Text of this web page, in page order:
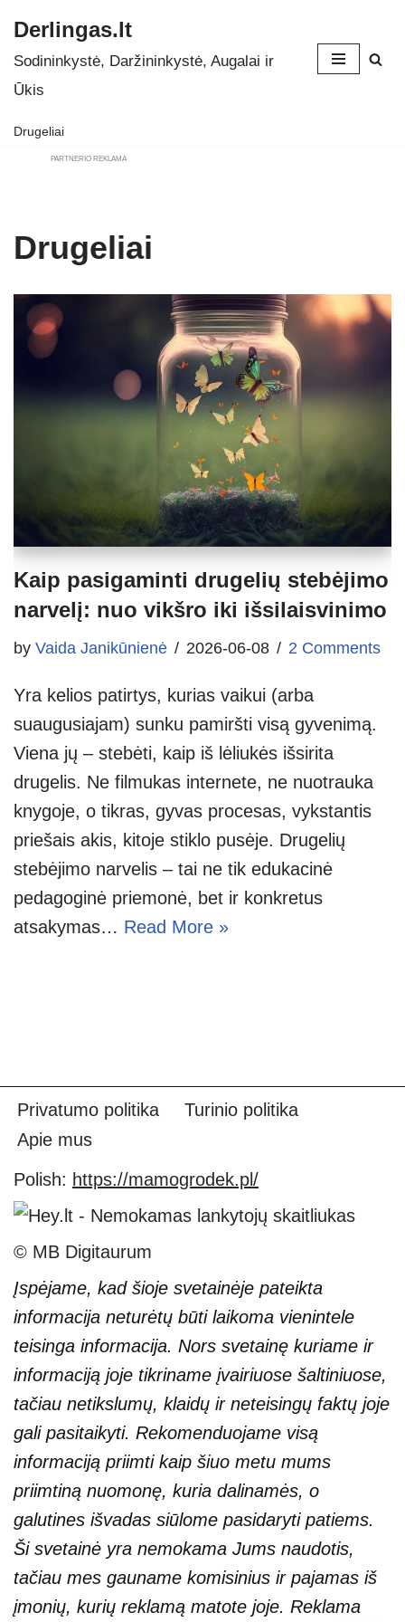
Skip
to
Derlingas.lt
Sodininkystė, Daržininkystė, Augalai ir
Ūkis
Drugeliai
PARTNERIO REKLAMA
Drugeliai
Kaip pasigaminti drugelių stebėjimo
narvelį: nuo vikšro iki išsilaisvinimo
by Vaida Janikūnienė 2026-06-08 2 Comments
Yra kelios patirtys, kurias vaikui (arba
suaugusiajam) sunku pamiršti visą gyvenimą.
Viena jų – stebėti, kaip iš lėliukės išsirita
drugelis. Ne filmukas internete, ne nuotrauka
knygoje, o tikras, gyvas procesas, vykstantis
priešais akis, kitoje stiklo pusėje. Drugelių
stebėjimo narvelis – tai ne tik edukacinė
pedagoginė priemonė, bet ir konkretus
atsakymas… Read More »
Privatumo politika
Turinio politika
Apie mus
Polish: https://mamogrodek.pl/
© MB Digitaurum
Įspėjame, kad šioje svetainėje pateikta
informacija neturėtų būti laikoma vienintele
teisinga informacija. Nors svetainę kuriame ir
informaciją joje tikriname įvairiuose šaltiniuose,
tačiau netikslumų, klaidų ir neteisingų faktų joje
gali pasitaikyti. Rekomenduojame visą
informaciją priimti kaip šiuo metu mums
priimtiną nuomonę, kuria dalinamės, o
galutines išvadas siūlome pasidaryti patiems.
Ši svetainė yra nemokama Jums naudotis,
tačiau mes gauname komisinius ir pajamas iš
įmonių, kurių reklamą matote joje. Reklama